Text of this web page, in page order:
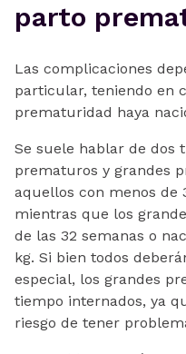
parto
Las complicaciones
particular, teniendo en
prematuridad haya
Se suele hablar de dos
prematuros y grandes
aquellos con menos de
mientras que los
de las 32 semanas o
kg. Si bien todos
especial, los grandes
tiempo internados, ya
riesgo de tener